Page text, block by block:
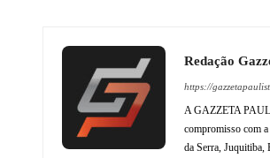
Redação
https://
A GAZZETA
compromisso com a
da Serra, Juquitiba,